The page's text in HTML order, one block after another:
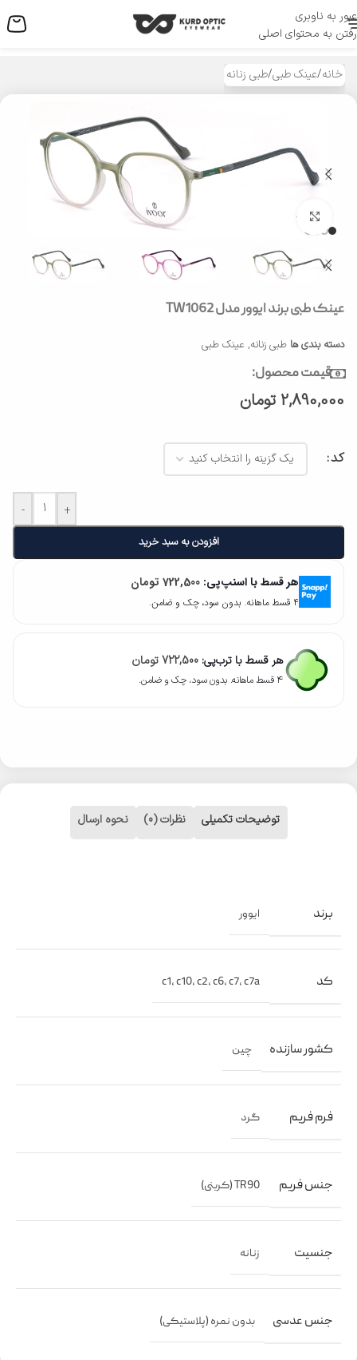
عبور به ناوبری
رفتن به محتوای اصلی
منو
خانه/عینک طبی/طبی زنانه
بزرگنمایی تصویر
عینک طبی برند ایوور مدل TW1062
دسته بندی ها طبی زنانه, عینک طبی
قیمت محصول:
2,890,000 تومان
کد
- +
افزودن به سبد خرید
هر قسط با اسنپ‌پی: 722,500 تومان
۴ قسط ماهانه. بدون سود، چک و ضامن.
هر قسط با ترب‌پی: 722,500تومان
۴ قسط ماهانه. بدون سود، چک و ضامن.
توضیحات تکمیلی نظرات (0) نحوه ارسال
برند ایوور
کد c1,c10,c2,c6,c7,c7a
کشور سازنده چین
فرم فریم گرد
جنس فریم TR90 (کربنی)
جنسیت زنانه
جنس عدسی بدون نمره (پلاستیکی)